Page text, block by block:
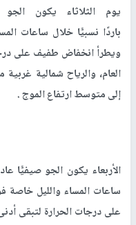
يوم الثلاثاء يكون
باردًا نسبيًّا خلال ساعات
ويطرأ انخفاض طفيف على
العام، والرياح شمالية
إلى متوسط ارتفاع الموج .
الأربعاء يكون الجو صيفيًّا
ساعات المساء والليل خاصة
على درجات الحرارة لتبقى